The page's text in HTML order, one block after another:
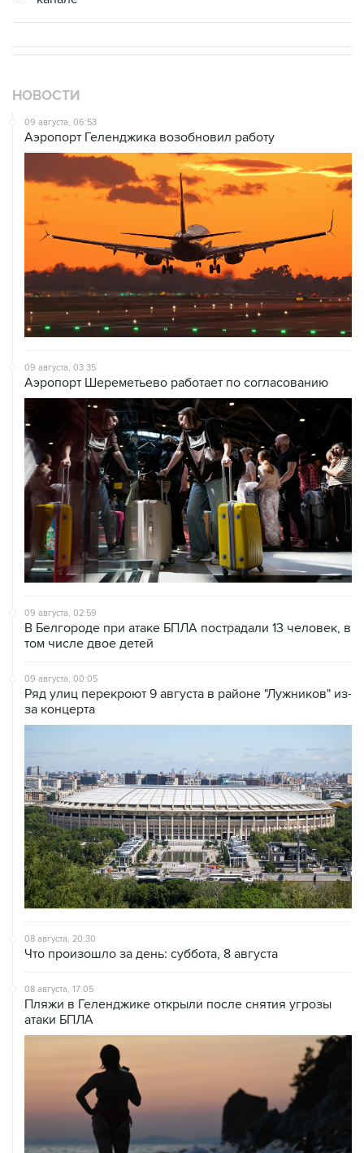
НОВОСТИ
09 августа, 06:53
Аэропорт Геленджика возобновил работу
09 августа, 03:35
Аэропорт Шереметьево работает по согласованию
09 августа, 02:59
В Белгороде при атаке БПЛА пострадали 13 человек, в
том числе двое детей
09 августа, 00:05
Ряд улиц перекроют 9 августа в районе "Лужников" из-
за концерта
08 августа, 20:30
Что произошло за день: суббота, 8 августа
08 августа, 17:05
Пляжи в Геленджике открыли после снятия угрозы
атаки БПЛА